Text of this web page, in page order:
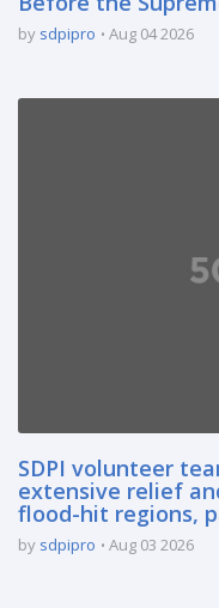
by sdpipro Aug 04 2026
SDPI volunteer
extensive relief
flood-hit regions,
by sdpipro Aug 03 2026